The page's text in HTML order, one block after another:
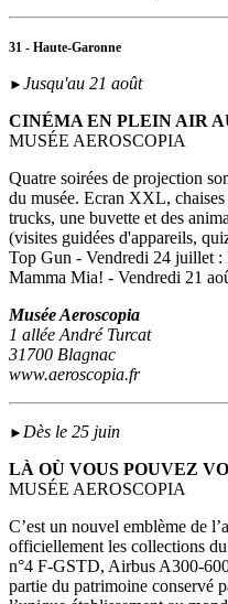
31 - Haute-Garonne
► Jusqu'au 21 août
CINÉMA EN PLEIN AIR
MUSÉE AEROSCOPIA
Quatre soirées de projection
du musée. Ecran XXL,
trucks, une buvette et des
(visites guidées d'appareils,
Top Gun - Vendredi 24 juillet
Mamma Mia! - Vendredi 21
Musée Aeroscopia
1 allée André Turcat
31700 Blagnac
www.aeroscopia.fr
► Dès le 25 juin
LÀ OÙ VOUS POUVEZ
MUSÉE AEROSCOPIA
C’est un nouvel emblème de
officiellement les collections
n°4 F-GSTD, Airbus A300-
partie du patrimoine conservé